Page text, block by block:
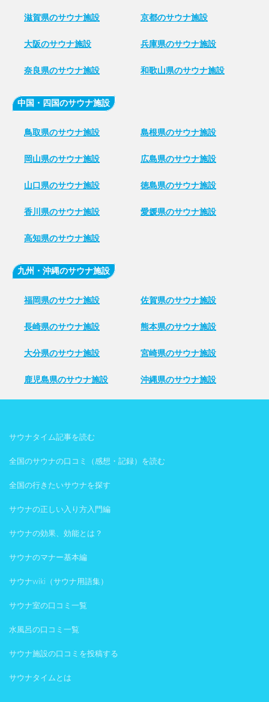
滋賀県のサウナ施設 京都のサウナ施設
大阪のサウナ施設 兵庫県のサウナ施設
奈良県のサウナ施設 和歌山県のサウナ施設
中国・四国のサウナ施設
鳥取県のサウナ施設 島根県のサウナ施設
岡山県のサウナ施設 広島県のサウナ施設
山口県のサウナ施設 徳島県のサウナ施設
香川県のサウナ施設 愛媛県のサウナ施設
高知県のサウナ施設
九州・沖縄のサウナ施設
福岡県のサウナ施設 佐賀県のサウナ施設
長崎県のサウナ施設 熊本県のサウナ施設
大分県のサウナ施設 宮崎県のサウナ施設
鹿児島県のサウナ施設 沖縄県のサウナ施設
サウナタイム記事を読む
全国のサウナの口コミ（感想・記録）を読む
全国の行きたいサウナを探す
サウナの正しい入り方入門編
サウナの効果、効能とは？
サウナのマナー基本編
サウナwiki（サウナ用語集）
サウナ室の口コミ一覧
水風呂の口コミ一覧
サウナ施設の口コミを投稿する
サウナタイムとは